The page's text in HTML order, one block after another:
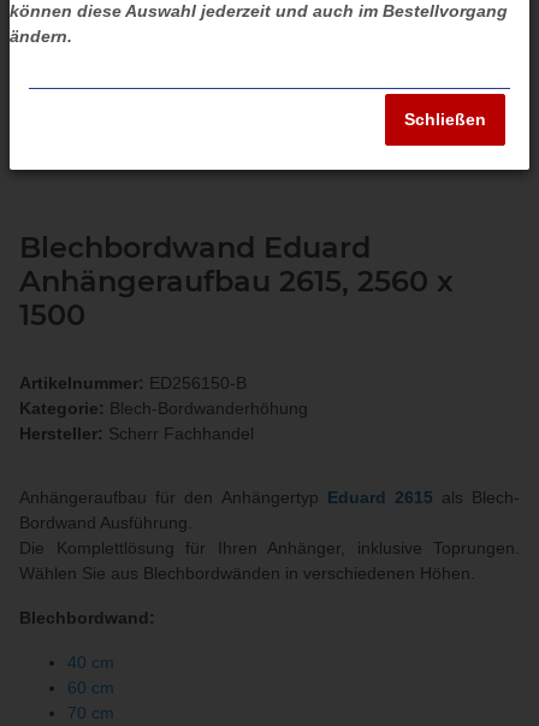
Blechbordwand Eduard
Anhängeraufbau 2615, 2560 x
1500
Artikelnummer: ED256150-B
Kategorie: Blech-Bordwanderhöhung
Hersteller: Scherr Fachhandel
Anhängeraufbau für den Anhängertyp Eduard 2615 als Blech-
Bordwand Ausführung.
Die Komplettlösung für Ihren Anhänger, inklusive Toprungen.
Wählen Sie aus Blechbordwänden in verschiedenen Höhen.
Blechbordwand:
40 cm
60 cm
70 cm
können diese Auswahl jederzeit und auch im Bestellvorgang
ändern.
Schließen